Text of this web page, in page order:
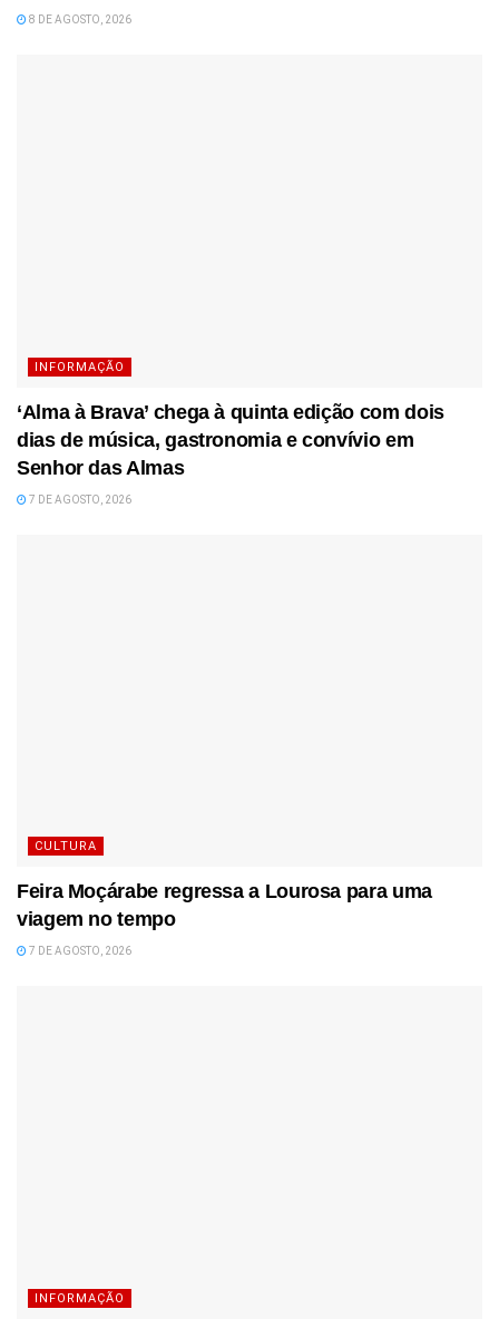
8 DE AGOSTO, 2026
INFORMAÇÃO
‘Alma à Brava’ chega à quinta edição com dois
dias de música, gastronomia e convívio em
Senhor das Almas
7 DE AGOSTO, 2026
CULTURA
Feira Moçárabe regressa a Lourosa para uma
viagem no tempo
7 DE AGOSTO, 2026
INFORMAÇÃO